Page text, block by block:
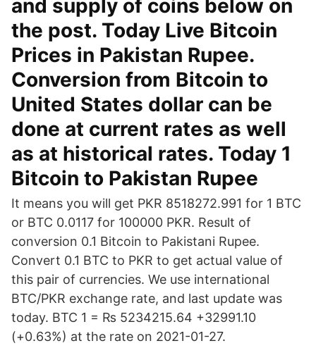
and supply of coins below on
the post. Today Live Bitcoin
Prices in Pakistan Rupee.
Conversion from Bitcoin to
United States dollar can be
done at current rates as well
as at historical rates. Today 1
Bitcoin to Pakistan Rupee
It means you will get PKR 8518272.991 for 1 BTC
or BTC 0.0117 for 100000 PKR. Result of
conversion 0.1 Bitcoin to Pakistani Rupee.
Convert 0.1 BTC to PKR to get actual value of
this pair of currencies. We use international
BTC/PKR exchange rate, and last update was
today. BTC 1 = ₨ 5234215.64 +32991.10
(+0.63%) at the rate on 2021-01-27.